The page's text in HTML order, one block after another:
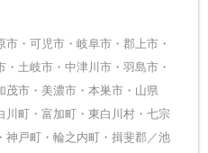
・可児市・岐阜市・郡上市・
土岐市・中津川市・羽島市・
茂市・美濃市・本巣市・山県
川町・富加町・東白川村・七宗
神戸町・輪之内町・揖斐郡／池